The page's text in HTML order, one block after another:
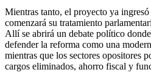
Mientras tanto, el proyecto ya
comenzará su tratamiento
Allí se abrirá un debate político
defender la reforma como una
mientras que los sectores opositores
cargos eliminados, ahorro fiscal y